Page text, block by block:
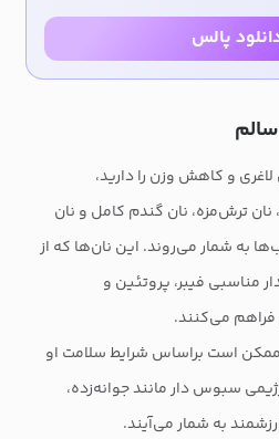
پالس
و کاهش وزن را دارید،
نان ترش‌مزه، نان گندم کامل و نان
به شمار می‌روند. این نان‌ها که از
مناسبی فیبر، پروتئین و
فراهم می‌کنند.
ممکن است براساس شرایط سلامت او
سبوس دار مانند جوانه‌زده،
به شمار می‌آیند.